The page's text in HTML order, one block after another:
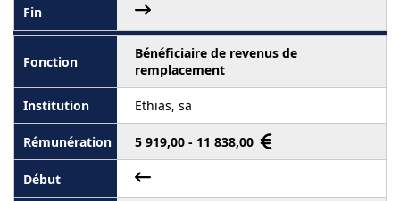
Bénéficiaire de revenus de
remplacement
Ethias, sa
5 919,00 - 11 838,00